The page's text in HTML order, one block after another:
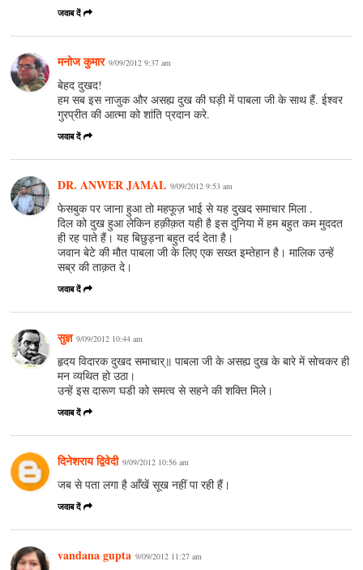
जवाब दें
मनोज कुमार 9/09/2012 9:37 am
बेहद दुखद!
हम सब इस नाजुक और असह्य दुख की घड़ी में पाबला जी के साथ हैं. ईश्वर
गुरप्रीत की आत्मा को शांति प्रदान करे.
जवाब दें
DR. ANWER JAMAL 9/09/2012 9:53 am
फेसबुक पर जाना हुआ तो महफूज़ भाई से यह दुखद समाचार मिला .
दिल को दुख हुआ लेकिन हक़ीक़त यही है इस दुनिया में हम बहुत कम मुददत
ही रह पाते हैं। यह बिछुड़ना बहुत दर्द देता है।
जवान बेटे की मौत पाबला जी के लिए एक सख्त इम्तेहान है। मालिक उन्हें
सब्र की ताक़त दे।
जवाब दें
सुज्ञ 9/09/2012 10:44 am
हृदय विदारक दुखद समाचार्॥ पाबला जी के असह्य दुख के बारे में सोचकर ही
मन व्यथित हो उठा।
उन्हें इस दारूण घडी को समत्व से सहने की शक्ति मिले।
जवाब दें
दिनेशराय द्विवेदी 9/09/2012 10:56 am
जब से पता लगा है आँखें सूख नहीं पा रही हैं।
जवाब दें
vandana gupta 9/09/2012 11:27 am